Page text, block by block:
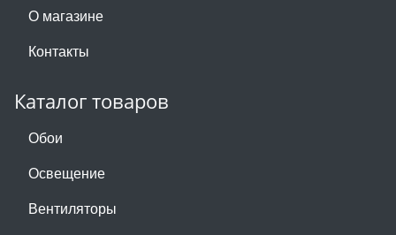
О магазине
Контакты
Каталог товаров
Обои
Освещение
Вентиляторы